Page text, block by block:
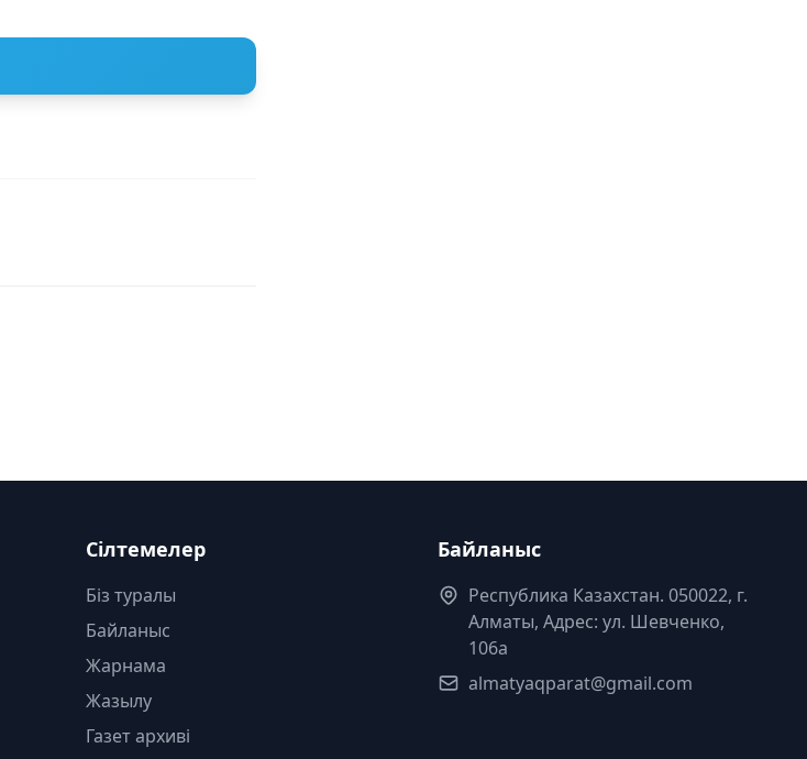
Сілтемелер
Біз туралы
Байланыс
Жарнама
Жазылу
Газет архиві
Байланыс
Республика Казахстан. 050022, г.
Алматы, Адрес: ул. Шевченко,
106а
almatyaqparat@gmail.com